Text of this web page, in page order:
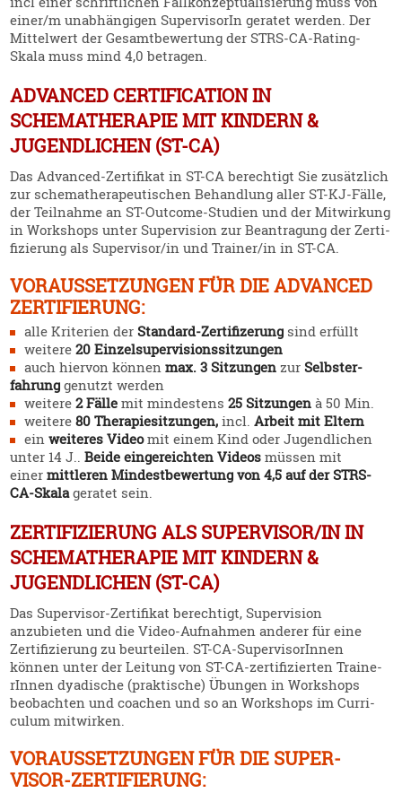
einer/m unabhän­gigen Super­vi­sorIn geratet werden. Der
Mittelwert der Gesamt­be­wertung der STRS-CA-Rating-
Skala muss mind 4,0 betragen.
ADVANCED CERTIFICATION IN
SCHEMATHERAPIE MIT KINDERN &
JUGENDLICHEN (ST-CA)
Das Advanced-Zerti­fikat in ST-CA berechtigt Sie zusätzlich
zur schema­the­ra­peu­ti­schen Behandlung aller ST-KJ-Fälle,
der Teilnahme an ST-Outcome-Studien und der Mitwirkung
in Workshops unter Super­vision zur Beantragung der Zerti­
fi­zierung als Supervisor/in und Trainer/in in ST-CA.
VORAUS­SET­ZUNGEN FÜR DIE ADVANCED
ZERTI­FIERUNG:
alle Kriterien derStandard-Zerti­fi­zerung sind erfüllt
weitere20 Einzel­su­per­vi­si­ons­sit­zungen
auch hiervon könnenmax. 3 SitzungenzurSelbst­er­
fahrunggenutzt werden
weitere2 Fällemit mindestens 25 Sitzungenà 50 Min.
weitere80 Thera­pie­sit­zungen,incl.Arbeit mit Eltern
einweiteres Videomit einem Kind oder Jugend­lichen
unter 14 J..Beide einge­reichten Videosmüssen mit
einermittleren Mindest­be­wertung von 4,5 auf der STRS-
CA-Skalageratet sein.
ZERTIFIZIERUNG ALS SUPERVISOR/IN IN
SCHEMATHERAPIE MIT KINDERN &
JUGENDLICHEN (ST-CA)
Das Super­visor-Zerti­fikat berechtigt, Super­vision
anzubieten und die Video-Aufnahmen anderer für eine
Zerti­fi­zierung zu beurteilen. ST-CA-Super­vi­so­rInnen
können unter der Leitung von ST-CA-zerti­fi­zierten Traine­
rInnen dyadische (praktische) Übungen in Workshops
beobachten und coachen und so an Workshops im Curri­
culum mitwirken.
VORAUS­SET­ZUNGEN FÜR DIE SUPER­
VISOR-ZERTI­FIERUNG: